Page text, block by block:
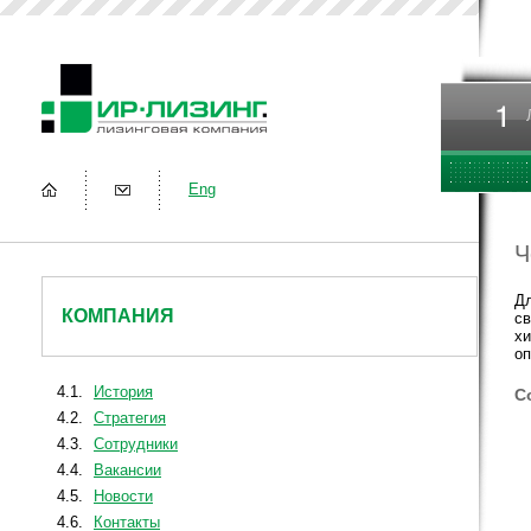
Eng
КОМПАНИЯ
4.1.
История
4.2.
Стратегия
4.3.
Сотрудники
4.4.
Вакансии
4.5.
Новости
4.6.
Контакты